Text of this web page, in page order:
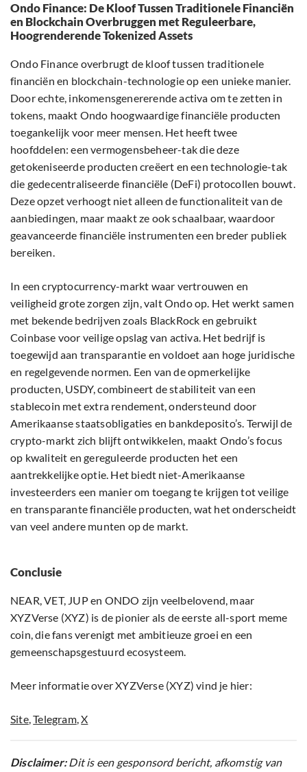
Ondo Finance: De Kloof Tussen Traditionele Financiën
en Blockchain Overbruggen met Reguleerbare,
Hoogrenderende Tokenized Assets
Ondo Finance overbrugt de kloof tussen traditionele
financiën en blockchain-technologie op een unieke manier.
Door echte, inkomensgenererende activa om te zetten in
tokens, maakt Ondo hoogwaardige financiële producten
toegankelijk voor meer mensen. Het heeft twee
hoofddelen: een vermogensbeheer-tak die deze
getokeniseerde producten creëert en een technologie-tak
die gedecentraliseerde financiële (DeFi) protocollen bouwt.
Deze opzet verhoogt niet alleen de functionaliteit van de
aanbiedingen, maar maakt ze ook schaalbaar, waardoor
geavanceerde financiële instrumenten een breder publiek
bereiken.
In een cryptocurrency-markt waar vertrouwen en
veiligheid grote zorgen zijn, valt Ondo op. Het werkt samen
met bekende bedrijven zoals BlackRock en gebruikt
Coinbase voor veilige opslag van activa. Het bedrijf is
toegewijd aan transparantie en voldoet aan hoge juridische
en regelgevende normen. Een van de opmerkelijke
producten, USDY, combineert de stabiliteit van een
stablecoin met extra rendement, ondersteund door
Amerikaanse staatsobligaties en bankdeposito’s. Terwijl de
crypto-markt zich blijft ontwikkelen, maakt Ondo’s focus
op kwaliteit en gereguleerde producten het een
aantrekkelijke optie. Het biedt niet-Amerikaanse
investeerders een manier om toegang te krijgen tot veilige
en transparante financiële producten, wat het onderscheidt
van veel andere munten op de markt.
Conclusie
NEAR, VET, JUP en ONDO zijn veelbelovend, maar
XYZVerse (XYZ) is de pionier als de eerste all-sport meme
coin, die fans verenigt met ambitieuze groei en een
gemeenschapsgestuurd ecosysteem.
Meer informatie over XYZVerse (XYZ) vind je hier:
Site,Telegram,X
Disclaimer:Dit is een gesponsord bericht, afkomstig van